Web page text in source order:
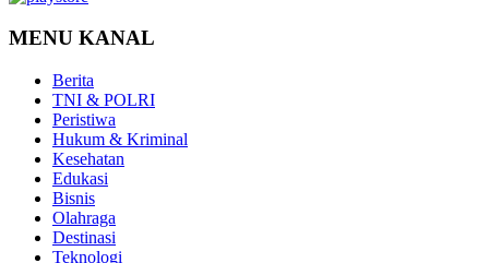
MENU KANAL
Berita
TNI & POLRI
Peristiwa
Hukum & Kriminal
Kesehatan
Edukasi
Bisnis
Olahraga
Destinasi
Teknologi